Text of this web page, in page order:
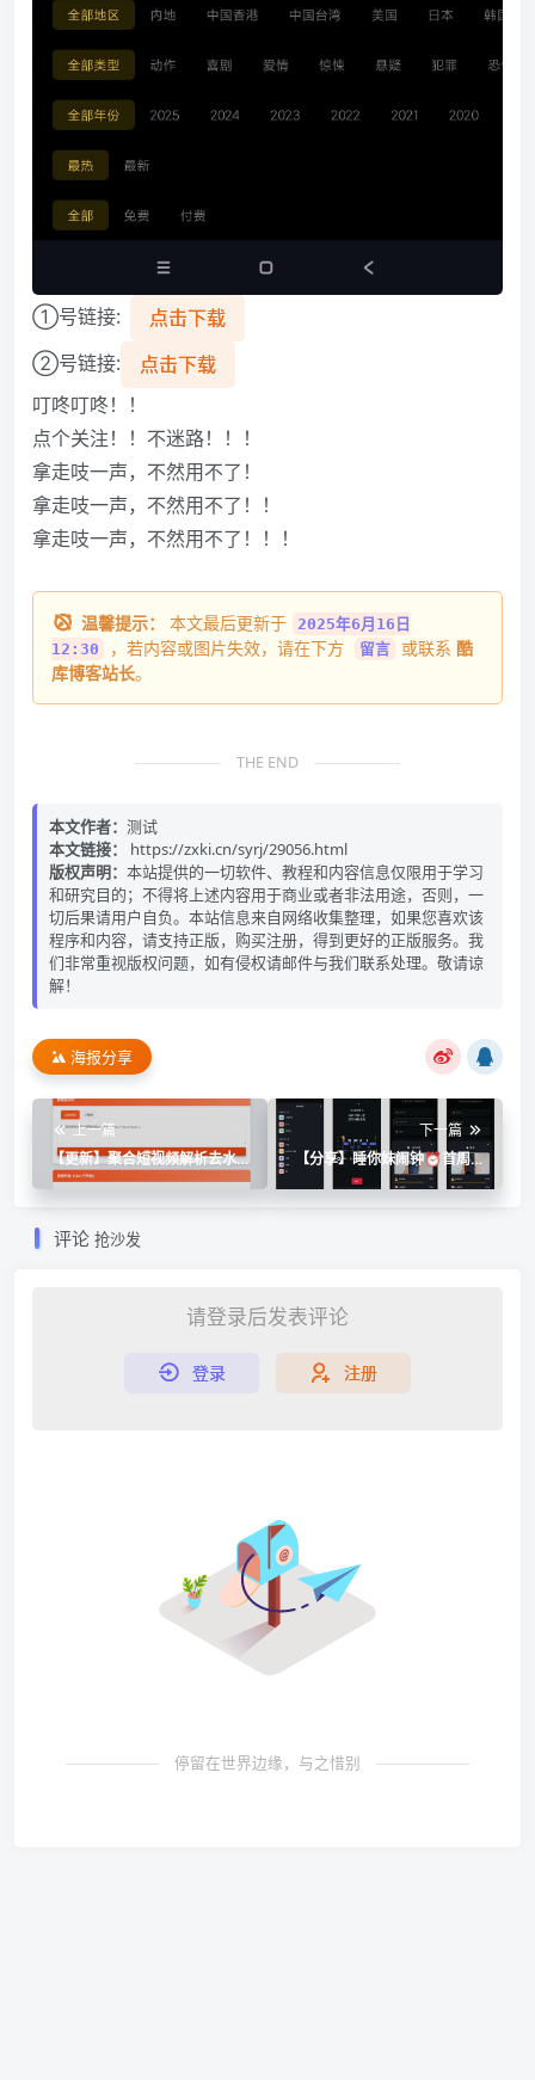
①号链接:
点击下载
②号链接:
点击下载
叮咚叮咚！！
点个关注！！不迷路！！！
拿走吱一声，不然用不了！
拿走吱一声，不然用不了！！
拿走吱一声，不然用不了！！！
温馨提示： 本文最后更新于 2025年6月16日
12:30
，若内容或图片失效，请在下方 留言 或联系 酷
库博客站长。
THE END
本文作者： 测试
本文链接：
https://zxki.cn/syrj/29056.html
版权声明： 本站提供的一切软件、教程和内容信息仅限用于学习
和研究目的；不得将上述内容用于商业或者非法用途，否则，一
切后果请用户自负。本站信息来自网络收集整理，如果您喜欢该
程序和内容，请支持正版，购买注册，得到更好的正版服务。我
们非常重视版权问题，如有侵权请邮件与我们联系处理。敬请谅
解！
海报分享
上一篇
【更新】聚合短视频解析去水
印源码（有后台）自适应双端
下一篇
【分享】睡你妹闹钟⏰首周安
装超千万🔥再也不能睡懒觉了
评论 抢沙发
请登录后发表评论
登录 注册
停留在世界边缘，与之惜别